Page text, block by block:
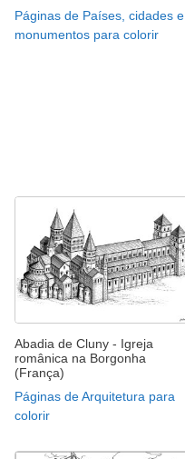
Páginas de Países, cidades e
monumentos para colorir
Abadia de Cluny - Igreja
românica na Borgonha
(França)
Páginas de Arquitetura para
colorir